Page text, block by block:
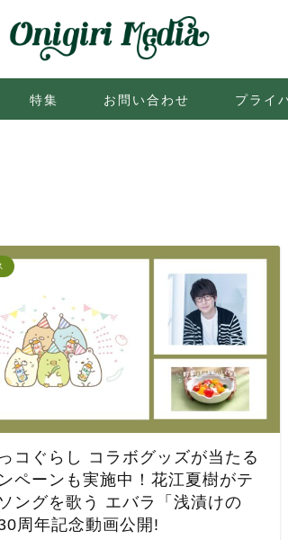
特集 お問い合わせ プライ
コぐらし コラボグッズが当たる
ペーンも実施中！花江夏樹がテ
ングを歌う エバラ「浅漬けの
周年記念動画公開!